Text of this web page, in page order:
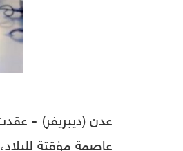
عدن (ديبريفر) -
عاصمة مؤقتة